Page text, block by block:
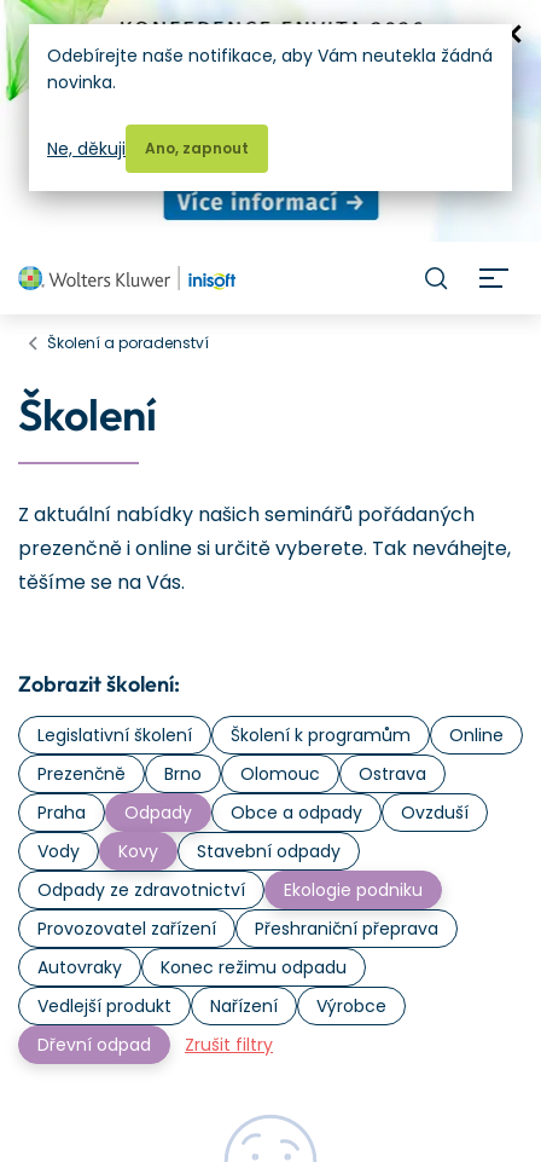
Školení a poradenství
Školení
Z aktuální nabídky našich seminářů pořádaných
prezenčně i online si určitě vyberete. Tak neváhejte,
těšíme se na Vás.
Zobrazit školení:
Legislativní školení Školení k programům
Online
Prezenčně
Brno Olomouc
Ostrava
Praha
Odpady Obce a odpady
Ovzduší
Vody
Kovy
Stavební odpady
Odpady ze zdravotnictví
Ekologie podniku
Provozovatel zařízení
Přeshraniční přeprava
Autovraky
Konec režimu odpadu
Vedlejší produkt
Nařízení
Výrobce
Dřevní odpad
Zrušit filtry
Odebírejte naše notifikace, aby Vám neutekla žádná
novinka.
Ano, zapnout
Ne, děkuji